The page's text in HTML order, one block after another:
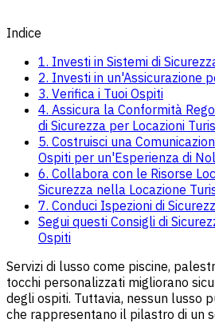
Indice
1. Investi in Sistemi di
2. Investi in un'Assicurazione
3. Verifica i Tuoi Ospiti
4. Assicura la Conformità
di Sicurezza per Locazioni
5. Costruisci una
Ospiti per un'Esperienza di
6. Collabora con le Risorse
Sicurezza nella Locazione
7. Conduci Ispezioni di
Segui questi Consigli di
Ospiti
Servizi di lusso come piscine,
tocchi personalizzati migliorano
degli ospiti. Tuttavia, nessun lusso
che rappresentano il pilastro di un